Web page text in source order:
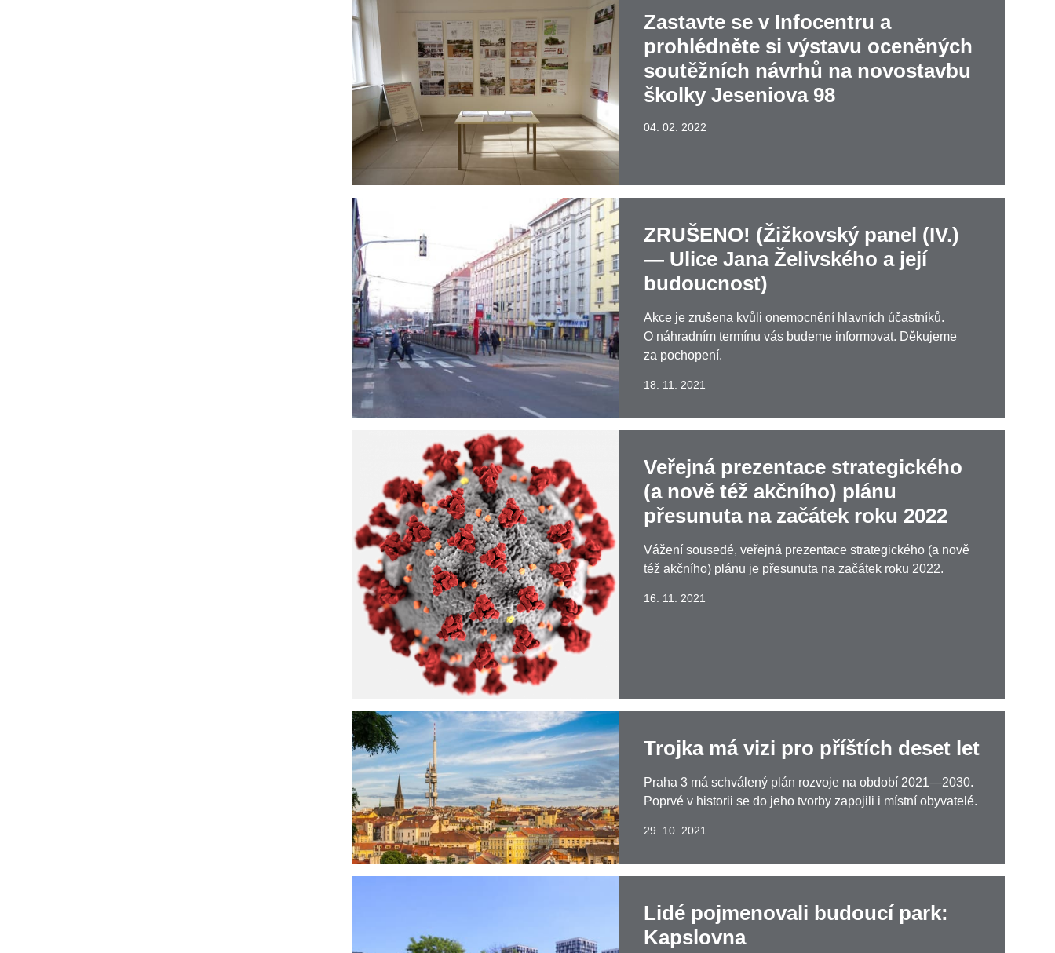
Zastavte se v Infocentru a
prohlédněte si výstavu oceněných
soutěžních návrhů na novostavbu
školky Jeseniova 98
04. 02. 2022
ZRUŠENO! (Žižkovský panel (IV.)
— Ulice Jana Želivského a její
budoucnost)
​Akce je zrušena kvůli onemocnění hlavních účastníků.
O náhradním termínu vás budeme informovat. Děkujeme
za pochopení.
18. 11. 2021
Veřejná prezentace strategického
(a nově též akčního) plánu
přesunuta na začátek roku 2022
Vážení sousedé, veřejná prezentace strategického (a nově
též akčního) plánu je přesunuta na začátek roku 2022.
16. 11. 2021
Trojka má vizi pro příštích deset let
Praha 3 má schválený plán rozvoje na období 2021—2030.
Poprvé v historii se do jeho tvorby zapojili i místní obyvatelé.
29. 10. 2021
Lidé pojmenovali budoucí park:
Kapslovna